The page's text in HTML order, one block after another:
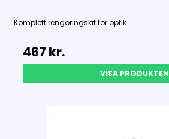
Komplett rengöringskit för optik
467 kr.
VISA PRODUKTEN